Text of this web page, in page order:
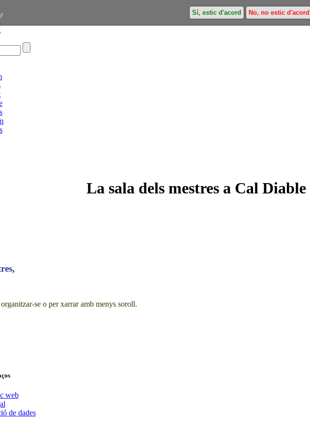
! Sí, estic d'acord No, no estic d'acord
La sala dels mestres a Cal Diable
se o per xarrar amb menys soroll.
web
de dades